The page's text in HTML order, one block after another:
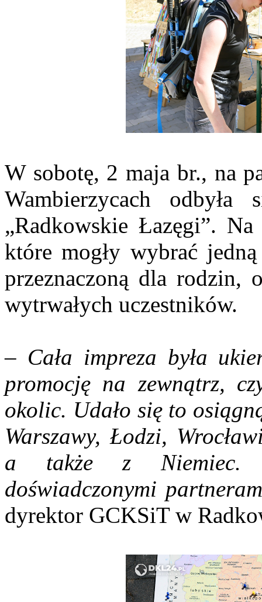
W sobotę, 2 maja br., na
Wambierzycach odbyła
„Radkowskie Łazęgi”.
które mogły wybrać
przeznaczoną dla rodzin,
wytrwałych uczestników.
– Cała impreza była
promocję na zewnątrz,
okolic. Udało się to
Warszawy, Łodzi,
a także z Niemiec.
doświadczonymi
dyrektor GCKSiT w